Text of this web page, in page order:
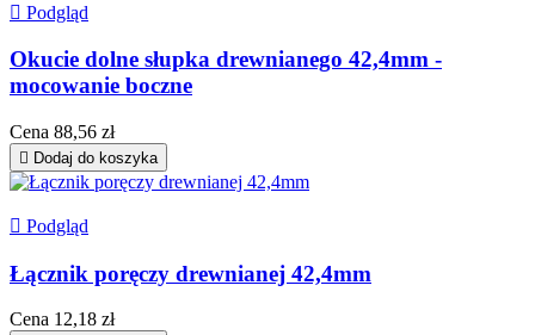
 Podgląd
Okucie dolne słupka drewnianego 42,4mm -
mocowanie boczne
Cena 88,56 zł
 Dodaj do koszyka
 Podgląd
Łącznik poręczy drewnianej 42,4mm
Cena 12,18 zł